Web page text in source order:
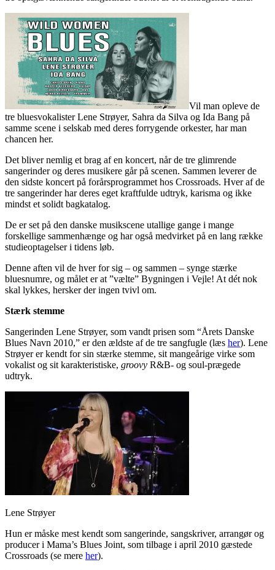
Vil man opleve de
tre bluesvokalister Lene Strøyer, Sahra da Silva og Ida Bang på
samme scene i selskab med deres forrygende orkester, har man
chancen her.
Det bliver nemlig et brag af en koncert, når de tre glimrende
sangerinder og deres musikere går på scenen. Sammen leverer de
den sidste koncert på forårsprogrammet hos Crossroads. Hver af de
tre sangerinder har deres eget kraftfulde udtryk, karisma og ikke
mindst et solidt bagkatalog.
De er set på den danske musikscene utallige gange i mange
forskellige sammenhænge og har også medvirket på en lang række
studieoptagelser i tidens løb.
Denne aften vil de hver for sig – og sammen – synge stærke
bluesnumre, og målet er at ”vælte” Bygningen i Vejle! At dét nok
skal lykkes, hersker der ingen tvivl om.
Stærk stemme
Sangerinden Lene Strøyer, som vandt prisen som “Årets Danske
Blues Navn 2010,” er den ældste af de tre sangfugle (læs her). Lene
Strøyer er kendt for sin stærke stemme, sit mangeårige virke som
vokalist og sit karakteristiske, groovy R&B- og soul-prægede
udtryk.
Lene Strøyer
Hun er måske mest kendt som sangerinde, sangskriver, arrangør og
producer i Mama’s Blues Joint, som tilbage i april 2010 gæstede
Crossroads (se mere her).